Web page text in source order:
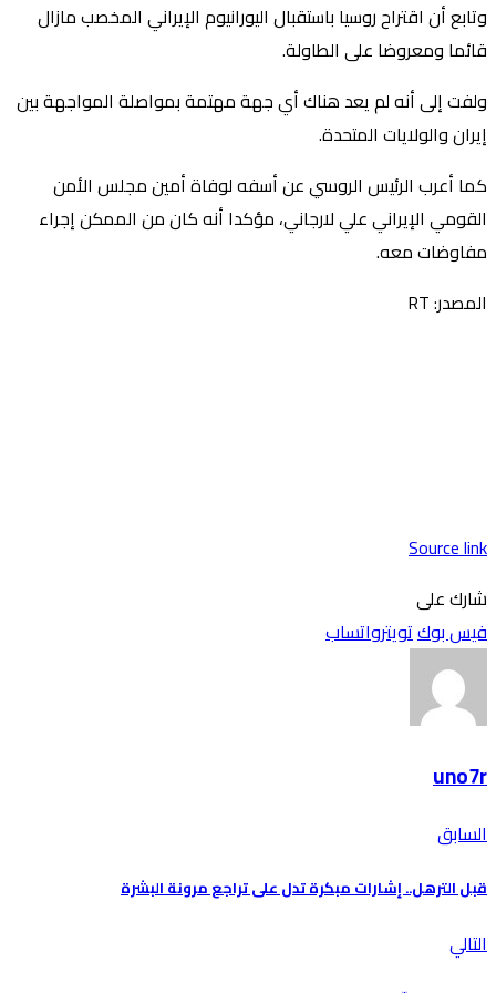
وتابع أن اقتراح روسيا باستقبال اليورانيوم الإيراني المخصب مازال
قائما ومعروضا على الطاولة.
ولفت إلى أنه لم يعد هناك أي جهة مهتمة بمواصلة المواجهة بين
إيران والولايات المتحدة.
كما أعرب الرئيس الروسي عن أسفه لوفاة أمين مجلس الأمن
القومي الإيراني علي لارجاني، مؤكدا أنه كان من الممكن إجراء
مفاوضات معه.
المصدر: RT
Source link
شارك على
فيس بوكتويترواتساب
uno7r
السابق
قبل الترهل.. إشارات مبكرة تدل على تراجع مرونة البشرة
التالي